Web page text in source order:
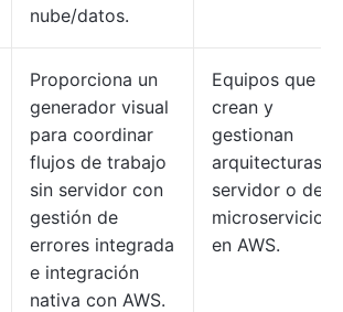
nube/datos.
Proporciona un
generador visual
para coordinar
flujos de trabajo
sin servidor con
gestión de
errores integrada
e integración
nativa con AWS.
Equipos que
crean y
gestionan
arquitecturas
servidor o de
microservicios
en AWS.